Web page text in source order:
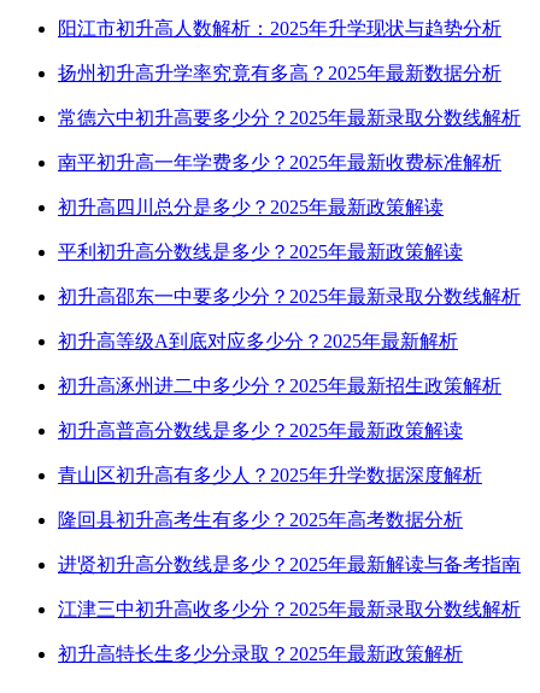
阳江市初升高人数解析：2025年升学现状与趋势分析
扬州初升高升学率究竟有多高？2025年最新数据分析
常德六中初升高要多少分？2025年最新录取分数线解析
南平初升高一年学费多少？2025年最新收费标准解析
初升高四川总分是多少？2025年最新政策解读
平利初升高分数线是多少？2025年最新政策解读
初升高邵东一中要多少分？2025年最新录取分数线解析
初升高等级A到底对应多少分？2025年最新解析
初升高涿州进二中多少分？2025年最新招生政策解析
初升高普高分数线是多少？2025年最新政策解读
青山区初升高有多少人？2025年升学数据深度解析
隆回县初升高考生有多少？2025年高考数据分析
进贤初升高分数线是多少？2025年最新解读与备考指南
江津三中初升高收多少分？2025年最新录取分数线解析
初升高特长生多少分录取？2025年最新政策解析